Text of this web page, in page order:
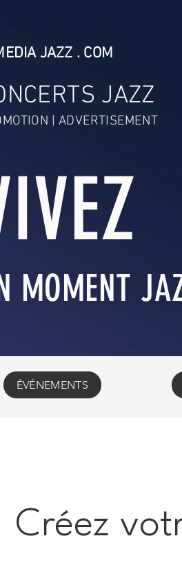
JAZZ
| ADVERTISEMENT
JAZZ . COM
MOMENT
ÉVÉNEMENTS
Créez